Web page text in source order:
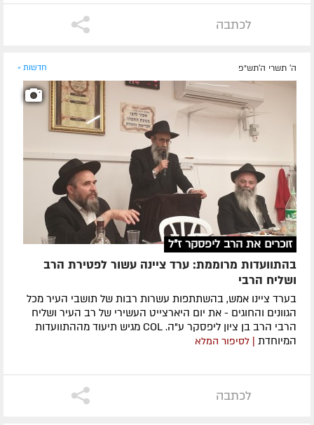
לכתבה
ה' תשרי ה׳תש״פ חדשות »
זוכרים את הרב ליפסקר ז"ל
בהתוועדות מרוממת: ערד ציינה עשור לפטירת הרב
ושליח הרבי
בערד ציינו אמש, בהשתתפות עשרות רבות של תושבי העיר מכל
הגוונים והחוגים - את יום היארצייט העשירי של רב העיר ושליח
הרבי הרב בן ציון ליפסקר ע"ה. COL מגיש תיעוד מההתוועדות
המיוחדת | לסיפור המלא
לכתבה